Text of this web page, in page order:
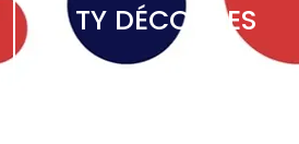
TY DÉCOUPES